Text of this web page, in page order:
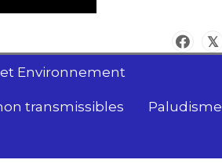
Environnement
transmissibles Paludisme